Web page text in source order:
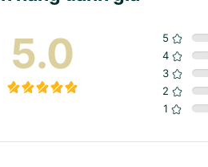
5.0 5
4
3
2
1